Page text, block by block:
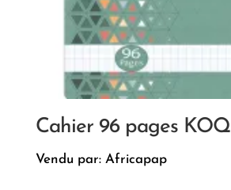
Cahier 96 pages KOQ
Vendu par: Africapap